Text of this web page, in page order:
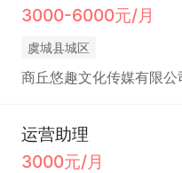
3000-6000元/月
虞城县城区
商丘悠趣文化传媒有限公
运营助理
3000元/月